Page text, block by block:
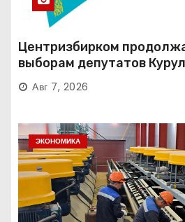
Центризбирком
выборам депутатов
Авг 7, 2026
ЭКОНОМИКА